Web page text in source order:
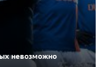
невозможно